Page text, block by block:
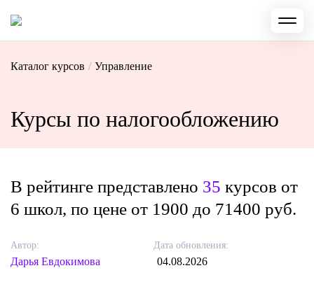
Каталог курсов / Управление
Курсы по налогообложению
В рейтинге представлено 35 курсов от
6 школ, по цене от 1900 до 71400 руб.
Дата обновления:
04.08.2026
Автор:
Дарья Евдокимова